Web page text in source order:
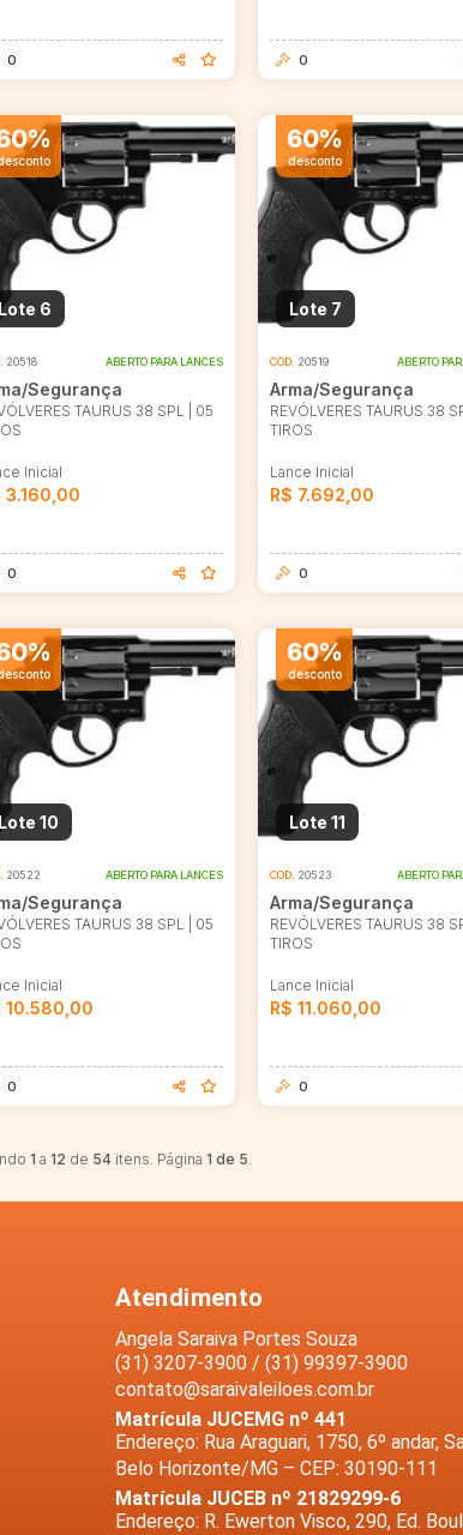
0 0
Lote 6
20518 ABERTO PARA LANCES
Segurança
TAURUS 38 SPL | 05
Inicial
3.160,00
0
60%
desconto
Lote 7
COD. 20519 ABERTO
Arma/Segurança
REVÓLVERES TAURUS 38
TIROS
Lance Inicial
R$ 7.692,00
0
Lote 10
20522 ABERTO PARA LANCES
Segurança
TAURUS 38 SPL | 05
Inicial
10.580,00
0
60%
desconto
Lote 11
COD. 20523 ABERTO
Arma/Segurança
REVÓLVERES TAURUS 38
TIROS
Lance Inicial
R$ 11.060,00
0
1 a 12 de 54 itens. Página 1 de 5.
Atendimento
Angela Saraiva Portes Souza
(31) 3207-3900 / (31) 99397-3900
contato@saraivaleiloes.com.br
Matrícula JUCEMG nº 441
Endereço: Rua Araguari, 1750, 6º andar,
Belo Horizonte/MG – CEP: 30190-111
Matrícula JUCEB nº 21829299-6
Endereço: R. Ewerton Visco, 290, Ed.